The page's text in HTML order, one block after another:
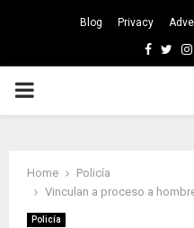
Blog Privacy
PRIMARY
Home
Policía
Vinculan a proceso a
Policía